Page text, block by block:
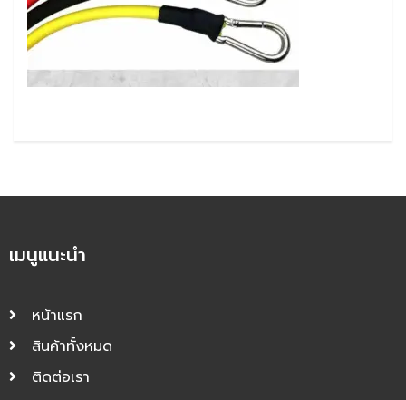
เมนูแนะนำ
หน้าแรก
สินค้าทั้งหมด
ติดต่อเรา